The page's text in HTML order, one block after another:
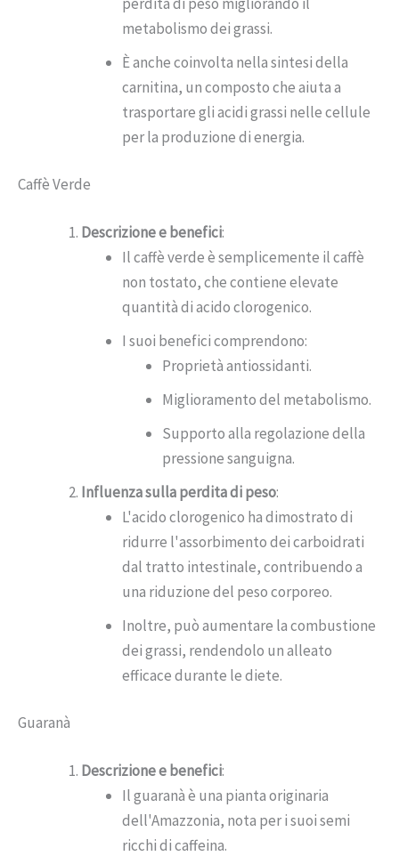
metabolismo dei grassi.
È anche coinvolta nella sintesi della
carnitina, un composto che aiuta a
trasportare gli acidi grassi nelle cellule
per la produzione di energia.
Caffè Verde
Descrizione e benefici:
Il caffè verde è semplicemente il caffè
non tostato, che contiene elevate
quantità di acido clorogenico.
I suoi benefici comprendono:
Proprietà antiossidanti.
Miglioramento del metabolismo.
Supporto alla regolazione della
pressione sanguigna.
Influenza sulla perdita di peso:
L'acido clorogenico ha dimostrato di
ridurre l'assorbimento dei carboidrati
dal tratto intestinale, contribuendo a
una riduzione del peso corporeo.
Inoltre, può aumentare la combustione
dei grassi, rendendolo un alleato
efficace durante le diete.
Guaranà
Descrizione e benefici:
Il guaranà è una pianta originaria
dell'Amazzonia, nota per i suoi semi
ricchi di caffeina.